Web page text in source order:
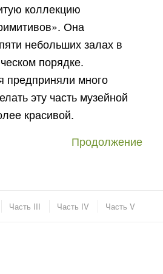
коллекцию
Она
небольших залах в
порядке.
предприняли много
эту часть музейной
красивой.
Продолжение
Часть III Часть IV Часть V